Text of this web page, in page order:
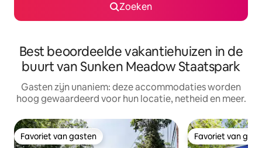
Zoeken
Best beoordeelde vakantiehuizen in de
buurt van Sunken Meadow Staatspark
Gasten zijn unaniem: deze accommodaties worden
hoog gewaardeerd voor hun locatie, netheid en meer.
Favoriet van gasten
Favoriet van gasten Favoriet van
Favoriet van